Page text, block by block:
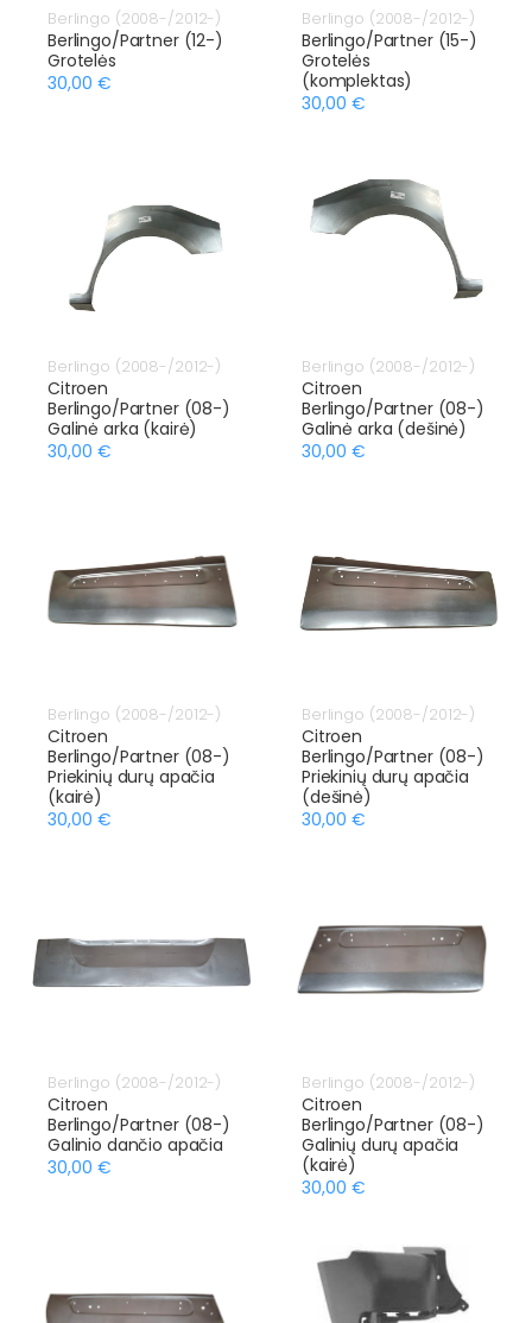
Berlingo (2008-/2012-)
Berlingo/Partner (12-)
Grotelės
30,00 €
Berlingo (2008-/2012-)
Berlingo/Partner (15-)
Grotelės
(komplektas)
30,00 €
Berlingo (2008-/2012-)
Citroen
Berlingo/Partner (08-)
Galinė arka (kairė)
30,00 €
Berlingo (2008-/2012-)
Citroen
Berlingo/Partner (08-)
Galinė arka (dešinė)
30,00 €
Berlingo (2008-/2012-)
Citroen
Berlingo/Partner (08-)
Priekinių durų apačia
(kairė)
30,00 €
Berlingo (2008-/2012-)
Citroen
Berlingo/Partner (08-)
Priekinių durų apačia
(dešinė)
30,00 €
Berlingo (2008-/2012-)
Citroen
Berlingo/Partner (08-)
Galinio dančio apačia
30,00 €
Berlingo (2008-/2012-)
Citroen
Berlingo/Partner (08-)
Galinių durų apačia
(kairė)
30,00 €